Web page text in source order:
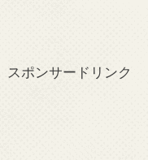
スポンサードリンク